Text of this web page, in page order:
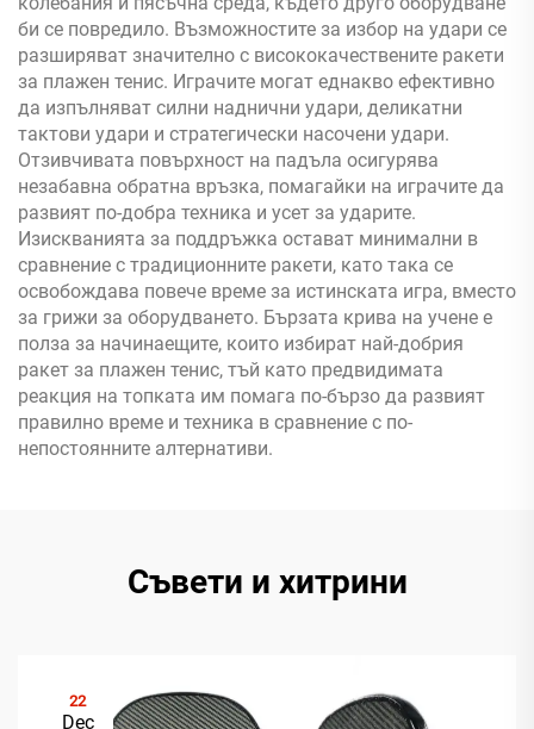
би се повредило. Възможностите за избор на удари се
разширяват значително с висококачествените ракети
за плажен тенис. Играчите могат еднакво ефективно
да изпълняват силни наднични удари, деликатни
тактови удари и стратегически насочени удари.
Отзивчивата повърхност на падъла осигурява
незабавна обратна връзка, помагайки на играчите да
развият по-добра техника и усет за ударите.
Изискванията за поддръжка остават минимални в
сравнение с традиционните ракети, като така се
освобождава повече време за истинската игра, вместо
за грижи за оборудването. Бързата крива на учене е
полза за начинаещите, които избират най-добрия
ракет за плажен тенис, тъй като предвидимата
реакция на топката им помага по-бързо да развият
правилно време и техника в сравнение с по-
непостоянните алтернативи.
Съвети и хитрини
22
Dec